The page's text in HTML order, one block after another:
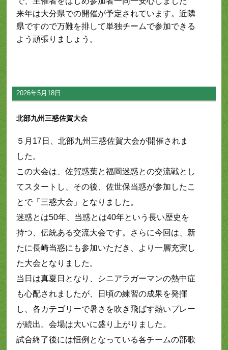
来年は大分県での開催が予定されています。近隣
県ですので万難を排して単独チームで参加できる
よう頑張りましょう。
2026年5月18日
北部九州三惑佐賀大会
５月17日、北部九州三惑佐賀大会が開催されま
した。
この大会は、佐賀惑葉と福岡迷惑との交流戦とし
てスタートし、その後、佐世保当惑が参加したこ
とで「三惑大会」となりました。
迷惑とは50年、当惑とは40年という長い歴史を
持つ、伝統ある交流大会です。さらに今回は、新
たに長崎当惑にも参加いただき、より一層充実し
た大会となりました。
当日は真夏日となり、シニアラガーマンの熱中症
も心配されましたが、日頃の練習の成果を発揮
し、各カテゴリーで暑さを吹き飛ばす熱いプレー
が続出。会場は大いに盛り上がりました。
試合終了後には恒例となっている各チームの部歌